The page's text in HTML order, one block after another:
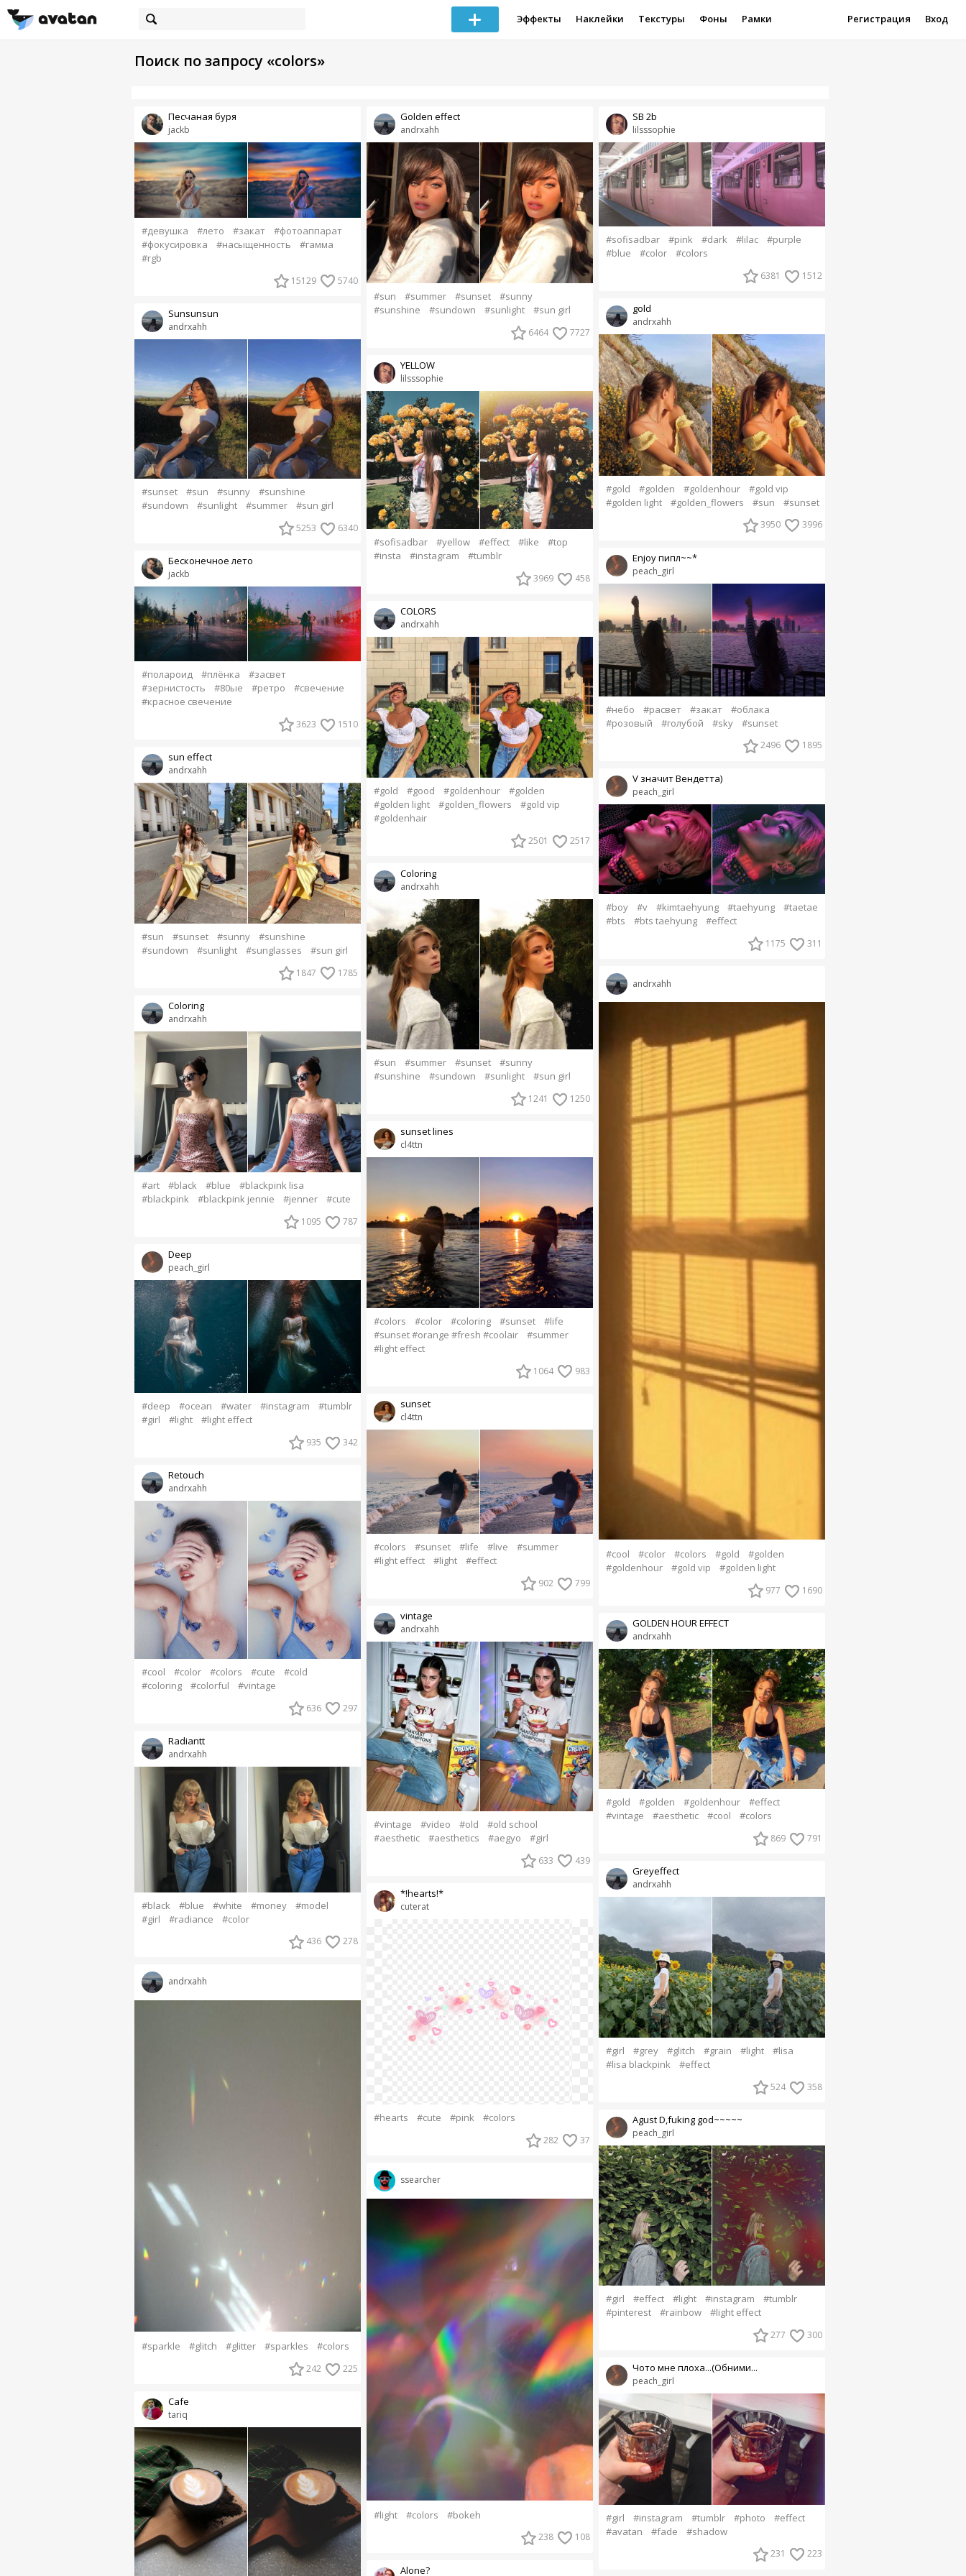
Эффекты Наклейки Текстуры Фоны Рамки Регистрация Вход
Поиск по запросу «colors»
jackb
Песчаная буря
#девушка #лето #закат
#фотоаппарат
#фокусировка
#насыщенность
#гамма
#rgb
15129 5740
andrxahh
Sunsunsun
#sunset #sun #sunny
#sunshine
#sundown
#sunlight #summer #sun girl
5253 6340
jackb
Бесконечное лето
#полароид #плёнка
#засвет
#зернистость
#80ые #ретро
#свечение
#красное свечение
3623 1510
andrxahh
sun effect
#sun #sunset #sunny
#sunshine
#sundown
#sunlight #sunglasses #sun girl
1847 1785
andrxahh
Coloring
#art #black #blue
#blackpink lisa
#blackpink
#blackpink jennie #jenner #cute
1095 787
peach_girl
Deep
#deep #ocean #water #instagram
#tumblr
#girl
#light #light effect
935 342
andrxahh
Retouch
#cool #color #colors #cute
#cold
#coloring
#colorful #vintage
636 297
andrxahh
Radiantt
#black #blue #white #money
#model
#girl
#radiance #color
436 278
andrxahh
#sparkle #glitch #glitter #sparkles #colors
242 225
tariq
Cafe
andrxahh
Golden effect
#sun #summer #sunset
#sunny
#sunshine
#sundown #sunlight #sun girl
6464 7727
lilsssophie
YELLOW
#sofisadbar #yellow #effect #like
#top
#insta
#instagram #tumblr
3969 458
andrxahh
COLORS
#gold #good #goldenhour
#golden
#golden light
#golden_flowers
#gold vip
#goldenhair
2501 2517
andrxahh
Coloring
#sun #summer #sunset
#sunny
#sunshine
#sundown #sunlight #sun girl
1241 1250
cl4ttn
sunset lines
#colors #color #coloring #sunset
#life
#sunset #orange #fresh #coolair
#summer
#light effect
1064 983
cl4ttn
sunset
#colors #sunset #life #live
#summer
#light effect
#light #effect
902 799
andrxahh
vintage
#vintage #video #old
#old school
#aesthetic
#aesthetics #aegyo #girl
633 439
cuterat
*!hearts!*
#hearts #cute #pink #colors
282 37
ssearcher
#light #colors #bokeh
238 108
Alone?
lilsssophie
SB 2b
#sofisadbar #pink #dark #lilac
#purple
#blue
#color #colors
6381 1512
andrxahh
gold
#gold #golden #goldenhour
#gold vip
#golden light
#golden_flowers #sun #sunset
3950 3996
peach_girl
Enjoy пипл~~*
#небо #расвет #закат
#облака
#розовый
#голубой #sky #sunset
2496 1895
peach_girl
V значит Вендетта)
#boy #v #kimtaehyung #taehyung
#taetae
#bts
#bts taehyung #effect
1175 311
andrxahh
#cool #color #colors #gold
#golden
#goldenhour
#gold vip #golden light
977 1690
andrxahh
GOLDEN HOUR EFFECT
#gold #golden #goldenhour
#effect
#vintage
#aesthetic #cool #colors
869 791
andrxahh
Greyeffect
#girl #grey #glitch #grain #light
#lisa
#lisa blackpink
#effect
524 358
peach_girl
Agust D,fuking god~~~~~
#girl #effect #light #instagram
#tumblr
#pinterest
#rainbow #light effect
277 300
peach_girl
Чото мне плоха...(Обними...
#girl #instagram #tumblr #photo
#effect
#avatan
#fade #shadow
231 223